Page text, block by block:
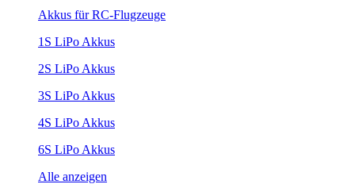
Akkus für RC-Flugzeuge
1S LiPo Akkus
2S LiPo Akkus
3S LiPo Akkus
4S LiPo Akkus
6S LiPo Akkus
Alle anzeigen